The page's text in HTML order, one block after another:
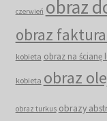
czerwień obraz
obraz
kobieta obraz na ścianę
kobieta obraz
obraz turkus obrazy